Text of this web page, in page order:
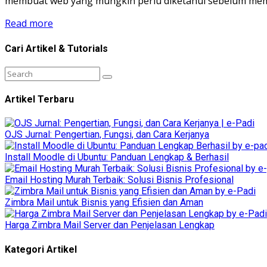
Read more
Cari Artikel & Tutorials
Artikel Terbaru
OJS Jurnal: Pengertian, Fungsi, dan Cara Kerjanya
Install Moodle di Ubuntu: Panduan Lengkap & Berhasil
Email Hosting Murah Terbaik: Solusi Bisnis Profesional
Zimbra Mail untuk Bisnis yang Efisien dan Aman
Harga Zimbra Mail Server dan Penjelasan Lengkap
Kategori Artikel